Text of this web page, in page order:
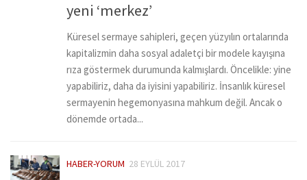
yeni ‘merkez’
Küresel sermaye sahipleri, geçen yüzyılın ortalarında
kapitalizmin daha sosyal adaletçi bir modele kayışına
rıza göstermek durumunda kalmışlardı. Öncelikle: yine
yapabiliriz, daha da iyisini yapabiliriz. İnsanlık küresel
sermayenin hegemonyasına mahkum değil. Ancak o
dönemde ortada...
HABER-YORUM 28 EYLÜL 2017